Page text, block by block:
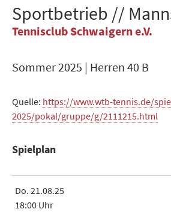
Sportbetrieb //
Tennisclub Schwaigern e.V.
Sommer 2025 | Herren 40 B
Quelle: https://www.wtb-tennis.de/
2025/pokal/gruppe/g/2111215.html
Spielplan
Do. 21.08.25
18:00 Uhr